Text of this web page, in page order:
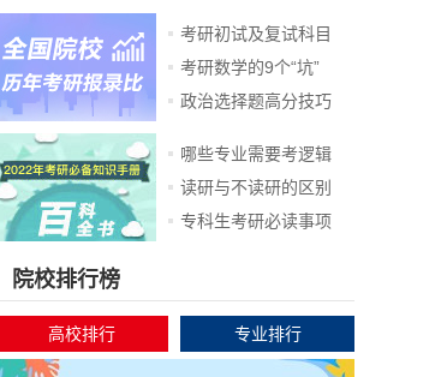
考研初试及复试科目
考研数学的9个“坑”
政治选择题高分技巧
哪些专业需要考逻辑
读研与不读研的区别
专科生考研必读事项
院校排行榜
高校排行 专业排行